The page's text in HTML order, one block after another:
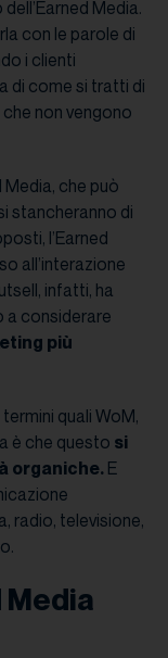
Media.
con le parole di
i clienti
di come si tratti di
non vengono
che può
stancheranno di
l’Earned
all’interazione
infatti, ha
a considerare
più
quali WoM,
è che questo si
organiche. E
radio, televisione,
Media